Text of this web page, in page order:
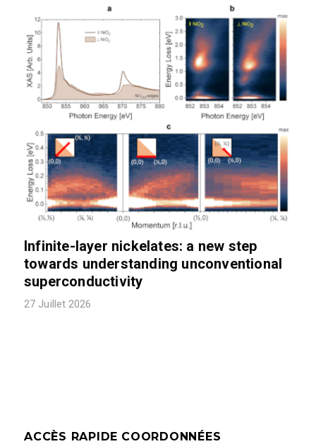
Infinite-layer nickelates: a new step
towards understanding unconventional
superconductivity
27 Juillet 2026
ACCÈS RAPIDE COORDONNÉES